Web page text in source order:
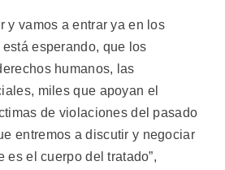
y vamos a entrar ya en los
esperando, que los
humanos, las
miles que apoyan el
de violaciones del pasado
entremos a discutir y negociar
es el cuerpo del tratado”,